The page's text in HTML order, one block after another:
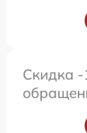
Скидка -